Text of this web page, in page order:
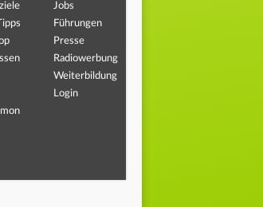
Jobs
Führungen
Presse
Radiowerbung
Weiterbildung
Login